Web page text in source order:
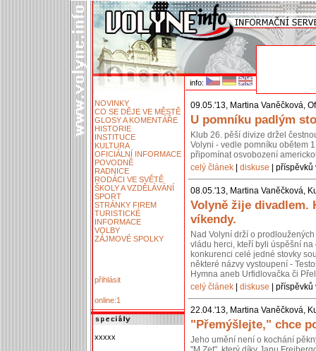
info:
NOVINKY
CO SE DĚJE VE MĚSTĚ
GLOSY A KOMENTÁŘE
HISTORIE
INSTITUCE
KULTURA
OFICIÁLNÍ INFORMACE
POVODNĚ
RADNICE
RODÁCI VE SVĚTĚ
ŠKOLY A VZDĚLÁVÁNÍ
SPORT
STRÁNKY FIREM
TURISTICKÉ
INFORMACE
VOLBY
ZÁJMOVÉ SPOLKY
přihlásit
online:1
xxxxx
09.05.'13, Martina Vaněčková,
U pomníku padlým
Klub 26. pěší divize držel
Volyni - vedle pomníku obětem
připomínat osvobození
celý článek
diskuse |
08.05.'13, Martina Vaněčková,
Volyně žije divadlem.
víkendy.
Nad Volyní drží o
vládu herci, kteří byli úspěšní
konkurenci celé jedné stovky
některé názvy vystoupení -
Hymna aneb Urfidlovačka či
celý článek
diskuse |
22.04.'13, Martina Vaněčková,
"Přemýšlejte," chce
Jeho umění není o kochání